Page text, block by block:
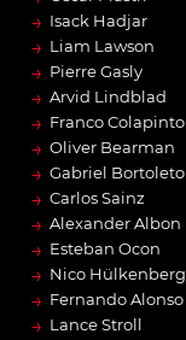
→ Isack Hadjar
→ Liam Lawson
→ Pierre Gasly
→ Arvid Lindblad
→ Franco Colapinto
→ Oliver Bearman
→ Gabriel Bortoleto
→ Carlos Sainz
→ Alexander Albon
→ Esteban Ocon
→ Nico Hülkenberg
→ Fernando Alonso
→ Lance Stroll